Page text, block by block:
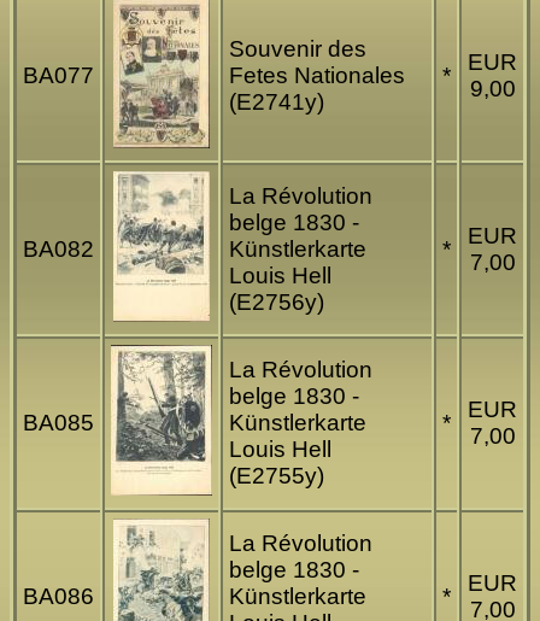
BA077
Souvenir des
Fetes Nationales
(E2741y)
*
EUR
9,00
BA082
La Révolution
belge 1830 -
Künstlerkarte
Louis Hell
(E2756y)
*
EUR
7,00
BA085
La Révolution
belge 1830 -
Künstlerkarte
Louis Hell
(E2755y)
*
EUR
7,00
BA086
La Révolution
belge 1830 -
Künstlerkarte
*
EUR
7,00